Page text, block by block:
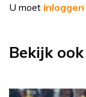
U moet inloggen
Bekijk ook